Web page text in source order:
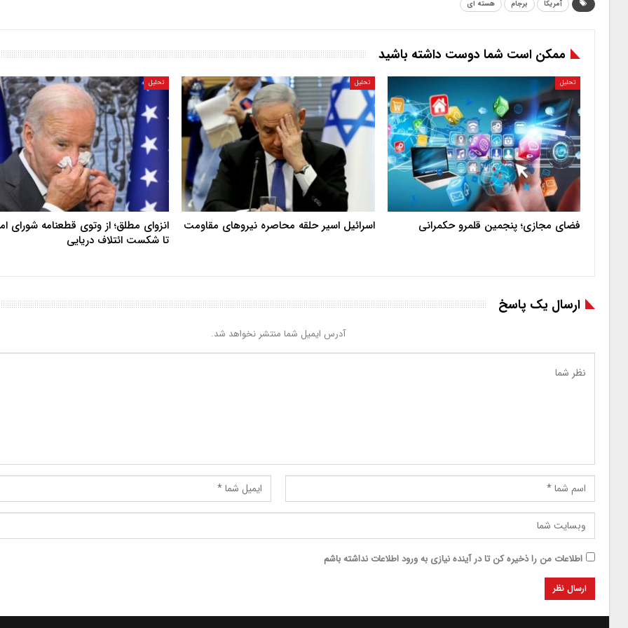
آمریکا برجام هسته ای
ممکن است شما دوست داشته باشید
تحلیل
فضای مجازی؛ پنجمین قلمرو حکمرانی
تحلیل
اسرائیل اسیر حلقه محاصره نیروهای مقاومت
تحلیل
انزوای مطلق؛ از وتوی قطعنامه شورای
تا شکست ائتلاف دریایی
ارسال یک پاسخ
آدرس ایمیل شما منتشر نخواهد شد.
اطلاعات من را ذخیره کن تا در آینده نیازی به ورود اطلاعات نداشته باشم